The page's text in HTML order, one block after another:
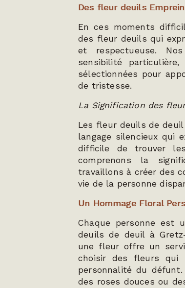
Des fleur deuils
En ces moments
des fleur deuils qui
et respectueuse.
sensibilité
sélectionnées pour
de tristesse.
La Signification des
Les fleur deuils de
langage silencieux qui
difficile de trouver
comprenons la
travaillons à créer des
vie de la personne
Un Hommage Floral
Chaque personne est
deuils de deuil à
une fleur offre un
choisir des fleurs
personnalité du
des roses douces ou